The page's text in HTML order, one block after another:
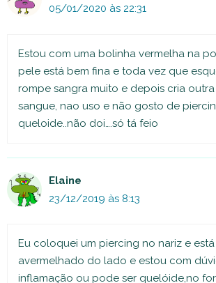
05/01/2020 às 22:31
Estou com uma bolinha vermelha na
pele está bem fina e toda vez que
rompe sangra muito e depois cria
sangue, nao uso e não gosto de
queloide..não doi….só tá feio
Elaine
23/12/2019 às 8:13
Eu coloquei um piercing no nariz e
avermelhado do lado e estou com
inflamação ou pode ser quelóide,no